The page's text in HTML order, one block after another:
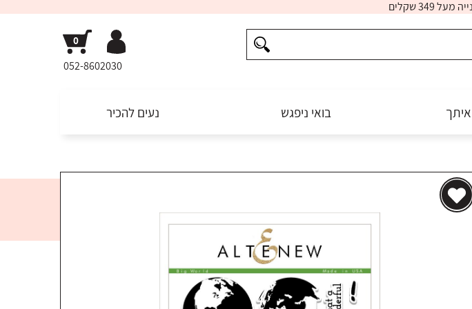
052-8602030
בואי ניפגש נעים להכיר